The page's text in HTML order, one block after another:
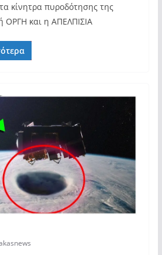
κίνητρα πυροδότησης της
ΟΡΓΗ και η ΑΠΕΛΠΙΣΙΑ